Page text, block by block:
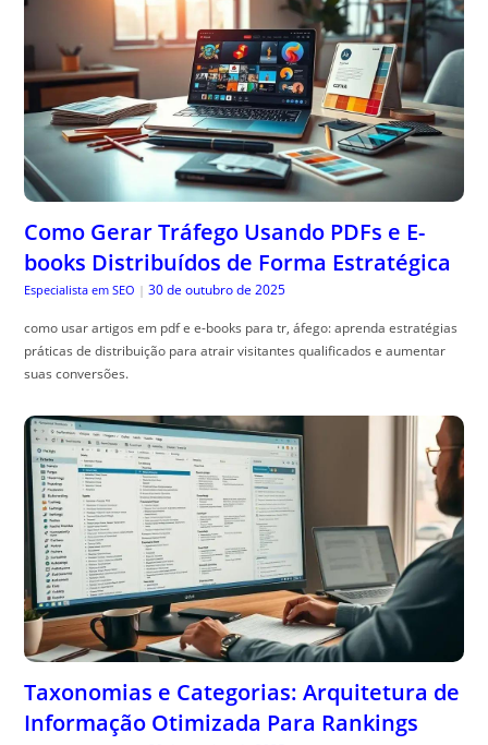
Como Gerar Tráfego Usando PDFs e E-
books Distribuídos de Forma Estratégica
Especialista em SEO | 30 de outubro de 2025
como usar artigos em pdf e e-books para tr, áfego: aprenda estratégias
práticas de distribuição para atrair visitantes qualificados e aumentar
suas conversões.
Taxonomias e Categorias: Arquitetura de
Informação Otimizada Para Rankings